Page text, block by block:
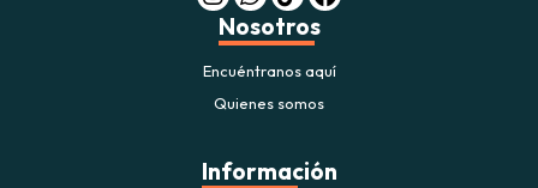
Nosotros
Encuéntranos aquí
Quienes somos
Información